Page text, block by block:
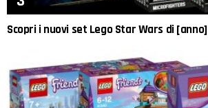
Scopri i nuovi set Lego Star Wars di [anno]